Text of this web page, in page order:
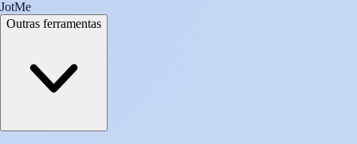
JotMe
Outras ferramentas